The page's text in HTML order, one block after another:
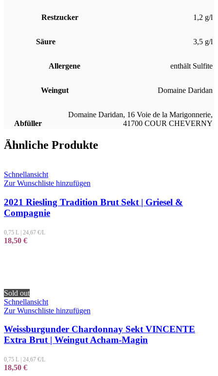
Restzucker 1,2 g/l
Säure 3,5 g/l
Allergene enthält Sulfite
Weingut Domaine Daridan
Abfüller
Domaine Daridan, 16 Voie de la Marigonnerie,
41700 COUR CHEVERNY
Ähnliche Produkte
Schnellansicht
Zur Wunschliste hinzufügen
2021 Riesling Tradition Brut Sekt | Griesel &
Compagnie
0,75 L | 24,67 €/L
18,50 €
Sold out
Schnellansicht
Zur Wunschliste hinzufügen
Weissburgunder Chardonnay Sekt VINCENTE
Extra Brut | Weingut Acham-Magin
0,75 L 24,67 €/L
18,50 €